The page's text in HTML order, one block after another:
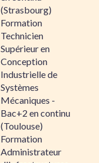
(Strasbourg)
Formation
Technicien
Supérieur en
Conception
Industrielle de
Systèmes
Mécaniques -
Bac+2 en continu
(Toulouse)
Formation
Administrateur